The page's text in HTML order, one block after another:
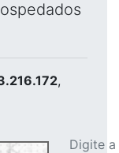
,
Digite